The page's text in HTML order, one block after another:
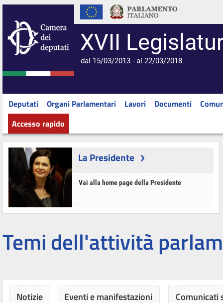
XVII
dal 15/03/2013 - al 22/03/2018
Deputati Organi Parlamentari Lavori Documenti
Accesso rapido
La Presidente
Vai alla home page della Presidente
Temi dell'attività
Notizie Eventi e manifestazioni Comunicati